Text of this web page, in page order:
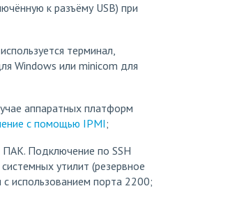
к разъёму USB) при
терминал,
Windows или minicom для
аппаратных платформ
с помощью IPMI;
Подключение по SSH
утилит (резервное
использованием порта 2200;